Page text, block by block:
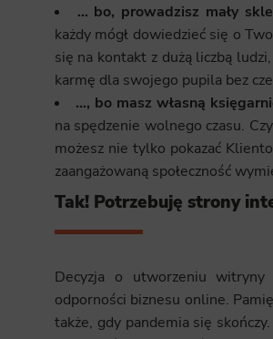
… bo, prowadzisz mały
każdy mógł dowiedzieć się o
się na kontakt z dużą liczbą
karmę dla swojego pupila bez
…, bo masz własną
na spędzenie wolnego czasu.
możesz nie tylko pokazać
zaangażowaną społeczność
Tak! Potrzebuję strony
Decyzja o utworzeniu
odporności biznesu online.
także, gdy pandemia się